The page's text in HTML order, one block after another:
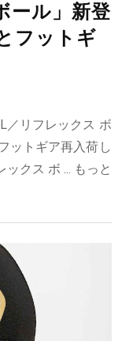
ール」新登
フットギ
／リフレックス ボ
ットギア再入荷し
クス ボ ... もっと